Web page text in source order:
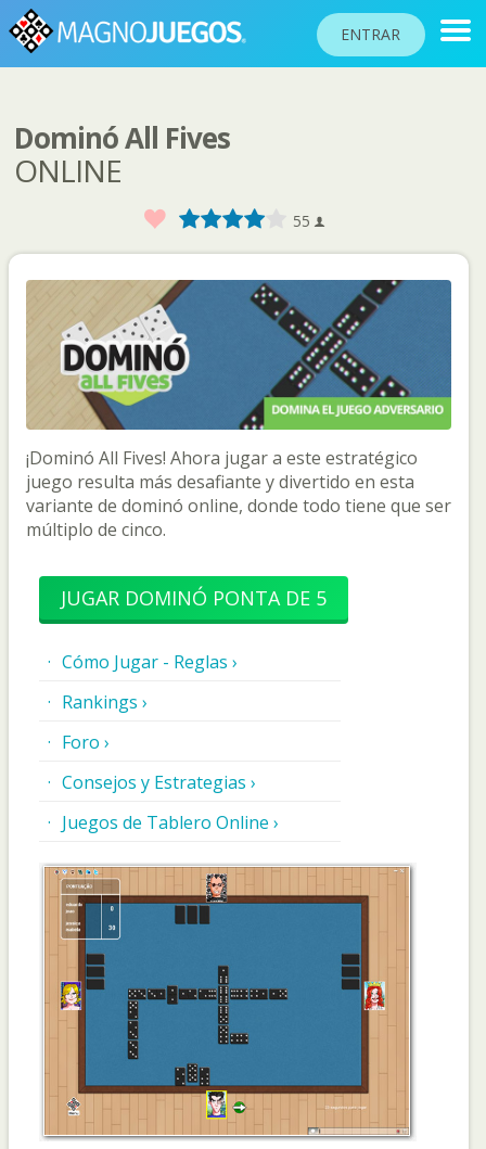
ENTRAR
RANKINGS
TORNEOS
COMUNIDAD
AYUDA
PASAPORTE
JUGAR
Idioma del sitio
Dominó All Fives
ONLINE
Favorito 5
3
2
1 55
¡Dominó All Fives! Ahora jugar a este estratégico
juego resulta más desafiante y divertido en esta
variante de dominó online, donde todo tiene que ser
múltiplo de cinco.
JUGAR DOMINÓ PONTA DE 5
Cómo Jugar - Reglas ›
Rankings ›
Foro ›
Consejos y Estrategias ›
Juegos de Tablero Online ›